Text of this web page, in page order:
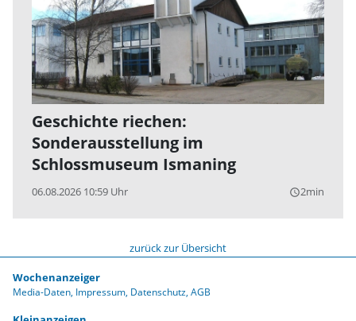
Geschichte riechen:
Sonderausstellung im
Schlossmuseum Ismaning
06.08.2026 10:59 Uhr query_builder2min
zurück zur Übersicht
Wochenanzeiger
Media-Daten Impressum Datenschutz AGB